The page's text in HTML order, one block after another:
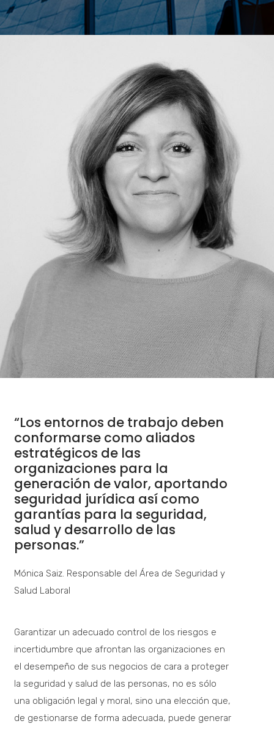
“Los entornos de trabajo deben
conformarse como aliados
estratégicos de las
organizaciones para la
generación de valor, aportando
seguridad jurídica así como
garantías para la seguridad,
salud y desarrollo de las
personas.”
Mónica Saiz. Responsable del Área de Seguridad y
Salud Laboral
Garantizar un adecuado control de los riesgos e
incertidumbre que afrontan las organizaciones en
el desempeño de sus negocios de cara a proteger
la seguridad y salud de las personas, no es sólo
una obligación legal y moral, sino una elección que,
de gestionarse de forma adecuada, puede generar